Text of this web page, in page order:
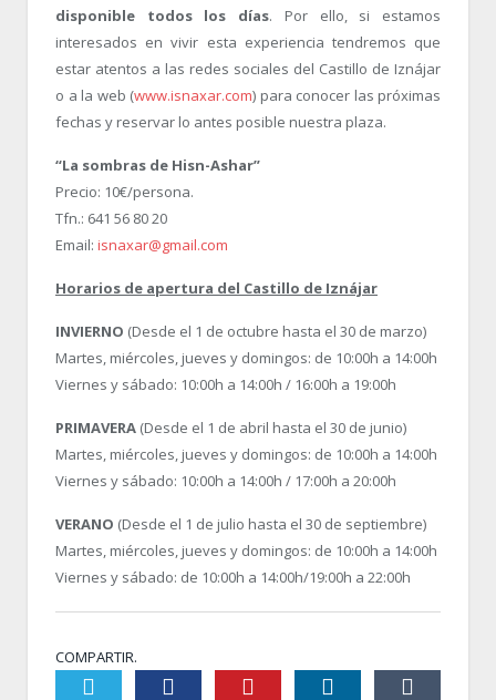
disponible todos los días. Por ello, si estamos
interesados en vivir esta experiencia tendremos que
estar atentos a las redes sociales del Castillo de Iznájar
o a la web (www.isnaxar.com) para conocer las próximas
fechas y reservar lo antes posible nuestra plaza.
“La sombras de Hisn-Ashar”
Precio: 10€/persona.
Tfn.: 641 56 80 20
Email: isnaxar@gmail.com
Horarios de apertura del Castillo de Iznájar
INVIERNO (Desde el 1 de octubre hasta el 30 de marzo)
Martes, miércoles, jueves y domingos: de 10:00h a 14:00h
Viernes y sábado: 10:00h a 14:00h / 16:00h a 19:00h
PRIMAVERA (Desde el 1 de abril hasta el 30 de junio)
Martes, miércoles, jueves y domingos: de 10:00h a 14:00h
Viernes y sábado: 10:00h a 14:00h / 17:00h a 20:00h
VERANO (Desde el 1 de julio hasta el 30 de septiembre)
Martes, miércoles, jueves y domingos: de 10:00h a 14:00h
Viernes y sábado: de 10:00h a 14:00h/19:00h a 22:00h
COMPARTIR.
Facebook Pinterest LinkedIn